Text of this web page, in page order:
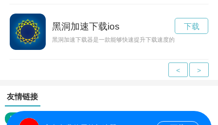
黑洞加速下载ios
黑洞加速下载器是一款能够快速提升下载速度的工具，尤其适
下载
< >
友情链接
网站地图